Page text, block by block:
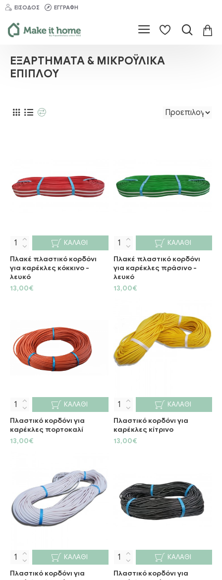
ΕΊΣΟΔΟΣ ΕΓΓΡΑΦΉ
ΕΞΑΡΤΉΜΑΤΑ & ΜΙΚΡΟΫΛΙΚΆ
ΕΠΊΠΛΟΥ
Πλακέ πλαστικό κορδόνι
για καρέκλες κόκκινο -
λευκό
13,00€
ΚΑΛΆΘΙ
Πλακέ πλαστικό κορδόνι
για καρέκλες πράσινο -
λευκό
13,00€
ΚΑΛΆΘΙ
Πλαστικό κορδόνι για
καρέκλες πορτοκαλί
13,00€
ΚΑΛΆΘΙ
Πλαστικό κορδόνι για
καρέκλες κίτρινο
13,00€
ΚΑΛΆΘΙ
Πλαστικό κορδόνι για
ΚΑΛΆΘΙ
Πλαστικό κορδόνι για
ΚΑΛΆΘΙ